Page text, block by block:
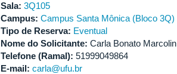
Sala: 3Q105
Campus: Campus Santa Mônica (Bloco 3Q)
Tipo de Reserva: Eventual
Nome do Solicitante: Carla Bonato Marcolin
Telefone (Ramal): 51999049864
E-mail: carla@ufu.br